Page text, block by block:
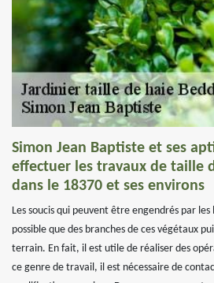
Simon Jean Baptiste et ses
effectuer les travaux de taille
dans le 18370 et ses environs
Les soucis qui peuvent être engendrés par
possible que des branches de ces végétaux
terrain. En fait, il est utile de réaliser des
ce genre de travail, il est nécessaire de